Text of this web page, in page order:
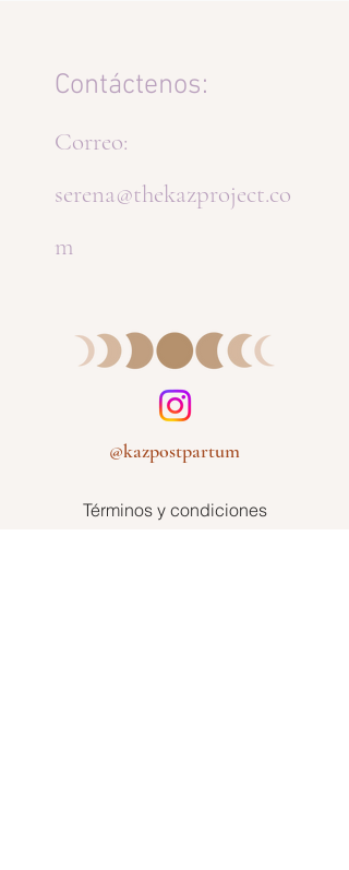
Contáctenos:
Correo:
serena@thekazproject.co
m
@kazpostpartum
Términos y condiciones